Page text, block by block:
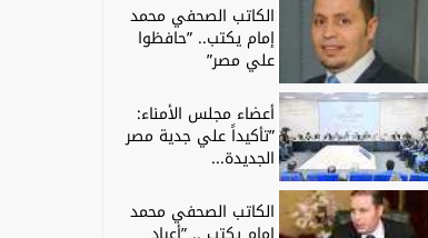
الكاتب الصحفي محمد
إمام يكتب.. ”حافظوا
علي مصر”
أعضاء مجلس الأمناء:
”تأكيداً علي جدية مصر
الجديدة...
الكاتب الصحفي محمد